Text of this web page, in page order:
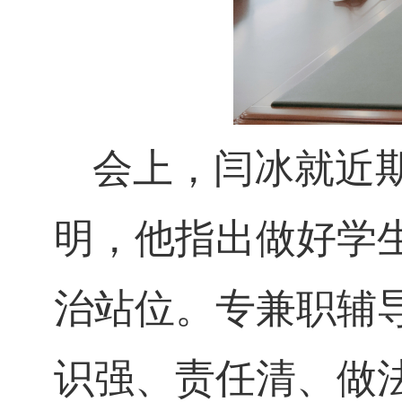
会上，闫冰就近
明，他指出做好学
治站位。专兼职辅
识强、责任清、做